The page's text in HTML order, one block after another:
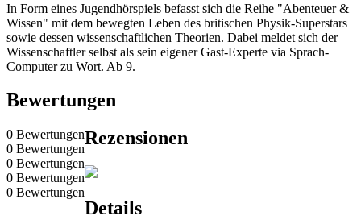
In Form eines Jugendhörspiels befasst sich die Reihe "Abenteuer &
Wissen" mit dem bewegten Leben des britischen Physik-Superstars
sowie dessen wissenschaftlichen Theorien. Dabei meldet sich der
Wissenschaftler selbst als sein eigener Gast-Experte via Sprach-
Computer zu Wort. Ab 9.
Bewertungen
0 Bewertungen
0 Bewertungen
0 Bewertungen
0 Bewertungen
0 Bewertungen
Rezensionen
Details